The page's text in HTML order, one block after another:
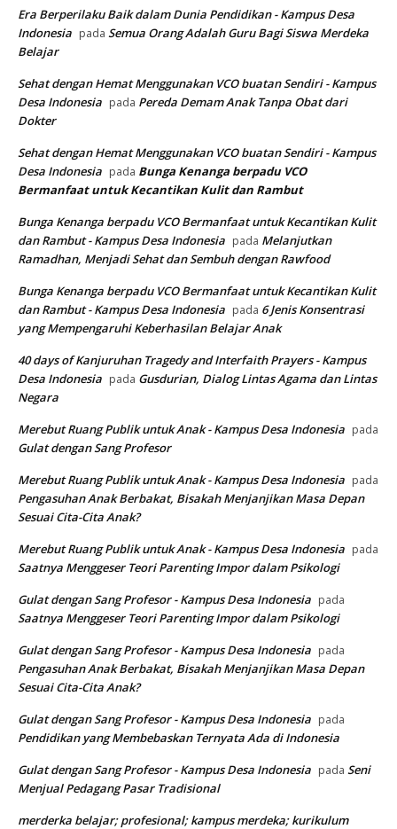
Era Berperilaku Baik dalam Dunia Pendidikan - Kampus Desa
Indonesia pada Semua Orang Adalah Guru Bagi Siswa Merdeka
Belajar
Sehat dengan Hemat Menggunakan VCO buatan Sendiri - Kampus
Desa Indonesia pada Pereda Demam Anak Tanpa Obat dari
Dokter
Sehat dengan Hemat Menggunakan VCO buatan Sendiri - Kampus
Desa Indonesia pada Bunga Kenanga berpadu VCO
Bermanfaat untuk Kecantikan Kulit dan Rambut
Bunga Kenanga berpadu VCO Bermanfaat untuk Kecantikan Kulit
dan Rambut - Kampus Desa Indonesia pada Melanjutkan
Ramadhan, Menjadi Sehat dan Sembuh dengan Rawfood
Bunga Kenanga berpadu VCO Bermanfaat untuk Kecantikan Kulit
dan Rambut - Kampus Desa Indonesia pada 6 Jenis Konsentrasi
yang Mempengaruhi Keberhasilan Belajar Anak
40 days of Kanjuruhan Tragedy and Interfaith Prayers - Kampus
Desa Indonesia pada Gusdurian, Dialog Lintas Agama dan Lintas
Negara
Merebut Ruang Publik untuk Anak - Kampus Desa Indonesia pada
Gulat dengan Sang Profesor
Merebut Ruang Publik untuk Anak - Kampus Desa Indonesia pada
Pengasuhan Anak Berbakat, Bisakah Menjanjikan Masa Depan
Sesuai Cita-Cita Anak?
Merebut Ruang Publik untuk Anak - Kampus Desa Indonesia pada
Saatnya Menggeser Teori Parenting Impor dalam Psikologi
Gulat dengan Sang Profesor - Kampus Desa Indonesia pada
Saatnya Menggeser Teori Parenting Impor dalam Psikologi
Gulat dengan Sang Profesor - Kampus Desa Indonesia pada
Pengasuhan Anak Berbakat, Bisakah Menjanjikan Masa Depan
Sesuai Cita-Cita Anak?
Gulat dengan Sang Profesor - Kampus Desa Indonesia pada
Pendidikan yang Membebaskan Ternyata Ada di Indonesia
Gulat dengan Sang Profesor - Kampus Desa Indonesia pada Seni
Menjual Pedagang Pasar Tradisional
merderka belajar; profesional; kampus merdeka; kurikulum